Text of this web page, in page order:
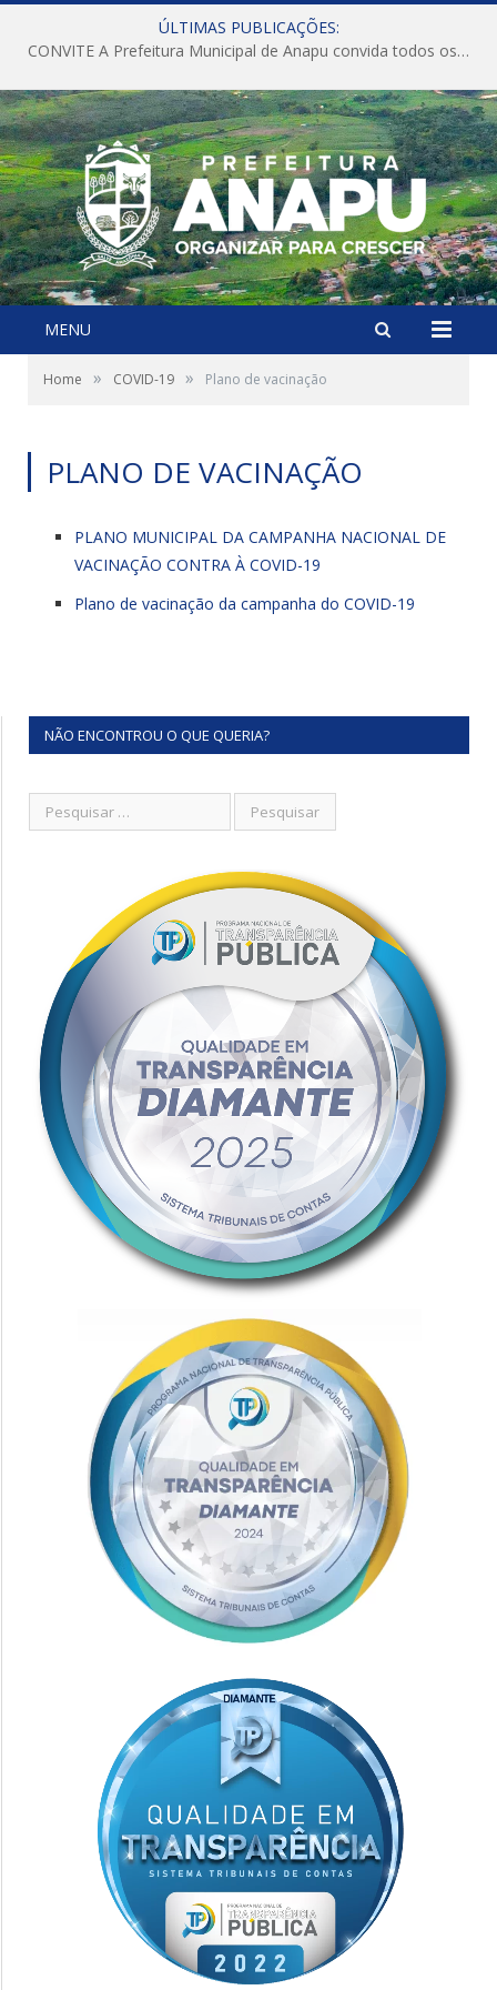
ÚLTIMAS PUBLICAÇÕES:
CONVITE A Prefeitura Municipal de Anapu convida todos os servidores públicos municipais para participarem da Audiência Pública de discussão da Lei de Diretrizes Orçamentárias (LDO), importante instrumento de planejamento das ações e investimentos da Administração Pública para o próximo exercício financeiro.
MENU
Home » COVID-19 » Plano de vacinação
PLANO DE VACINAÇÃO
PLANO MUNICIPAL DA CAMPANHA NACIONAL DE
VACINAÇÃO CONTRA À COVID-19
Plano de vacinação da campanha do COVID-19
NÃO ENCONTROU O QUE QUERIA?